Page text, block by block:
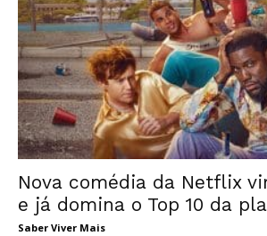
Nova comédia da Netflix
e já domina o Top 10 da
Saber Viver Mais